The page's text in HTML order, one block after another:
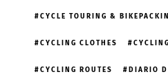
CYCLE TOURING &
CYCLING CLOTHES
CYCLING ROUTES DIARIO